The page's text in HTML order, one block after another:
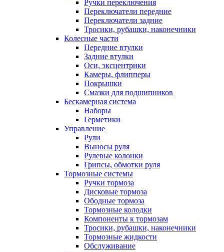
Ручки переключения
Переключатели передние
Переключатели задние
Тросики, рубашки, наконечники
Колесные части
Передние втулки
Задние втулки
Оси, эксцентрики
Камеры, флипперы
Покрышки
Смазки для подшипников
Бескамерная система
Наборы
Герметики
Управление
Рули
Выносы руля
Рулевые колонки
Грипсы, обмотки руля
Тормозные системы
Ручки тормоза
Дисковые тормоза
Ободные тормоза
Тормозные колодки
Компоненты к тормозам
Тросики, рубашки, наконечники
Тормозные жидкости
Обслуживание